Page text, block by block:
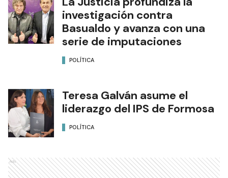
investigación contra
Basualdo y avanza con una
serie de imputaciones
POLÍTICA
Teresa Galván asume el
liderazgo del IPS de Formosa
POLÍTICA
Ads